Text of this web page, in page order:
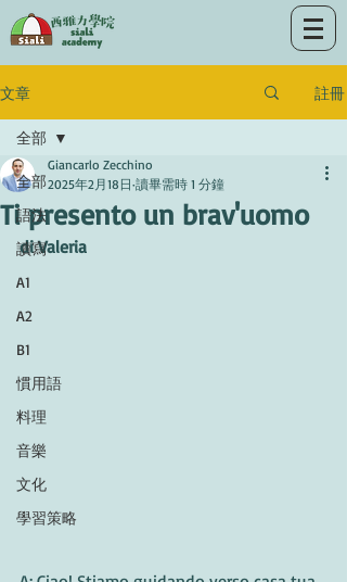
文章 註冊
全部
語法
讀寫
A1
A2
B1
慣用語
料理
音樂
文化
學習策略
全部
Ti presento un brav'uomo
Giancarlo Zecchino
2025年2月18日 讀畢需時 1 分鐘
di Valeria